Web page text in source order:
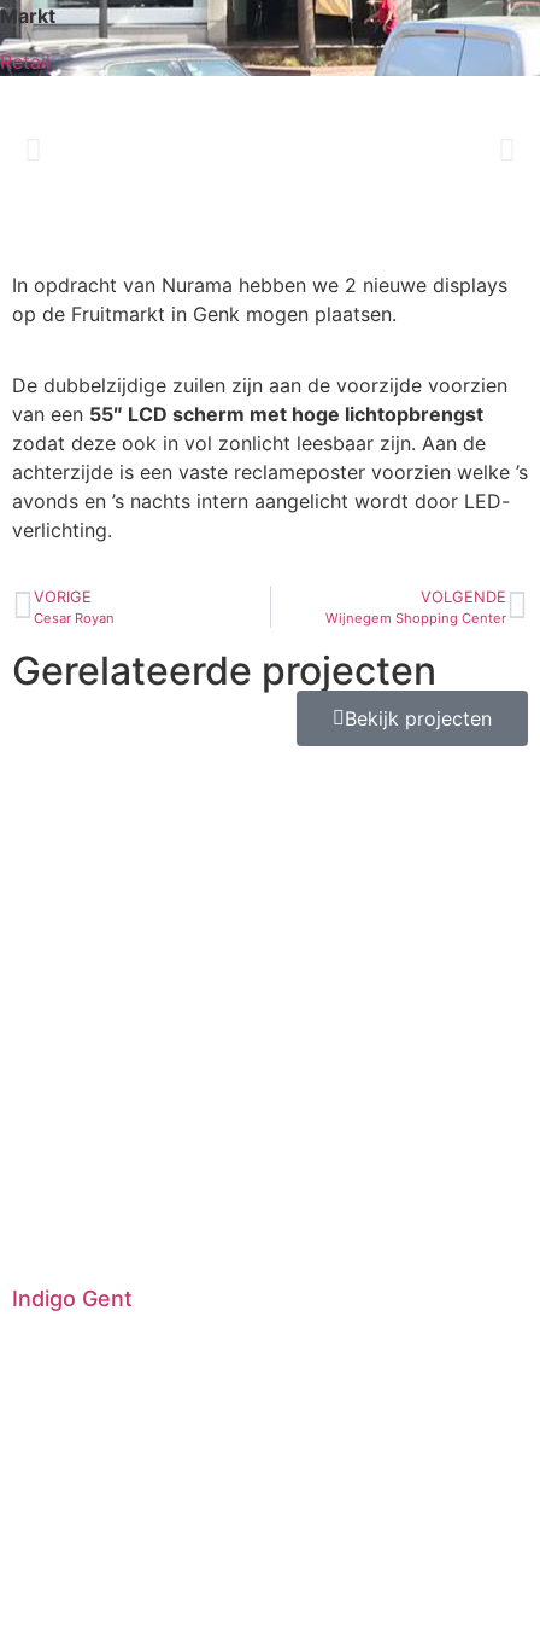
Markt
Retail
In opdracht van Nurama hebben we 2 nieuwe displays
op de Fruitmarkt in Genk mogen plaatsen.
De dubbelzijdige zuilen zijn aan de voorzijde voorzien
van een 55″ LCD scherm met hoge lichtopbrengst
zodat deze ook in vol zonlicht leesbaar zijn. Aan de
achterzijde is een vaste reclameposter voorzien welke ’s
avonds en ’s nachts intern aangelicht wordt door LED-
verlichting.
VORIGE
Cesar Royan
VOLGENDE
Wijnegem Shopping Center
Gerelateerde projecten
Bekijk projecten
Indigo Gent